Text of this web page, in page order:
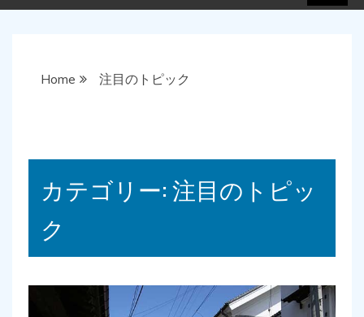
Home 注目のトピック
カテゴリー:注目のトピッ
ク